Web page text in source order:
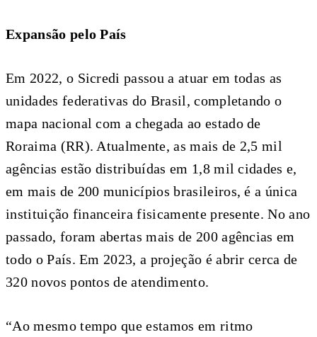
Expansão pelo País
Em 2022, o Sicredi passou a atuar em todas as
unidades federativas do Brasil, completando o
mapa nacional com a chegada ao estado de
Roraima (RR). Atualmente, as mais de 2,5 mil
agências estão distribuídas em 1,8 mil cidades e,
em mais de 200 municípios brasileiros, é a única
instituição financeira fisicamente presente. No ano
passado, foram abertas mais de 200 agências em
todo o País. Em 2023, a projeção é abrir cerca de
320 novos pontos de atendimento.
“Ao mesmo tempo que estamos em ritmo